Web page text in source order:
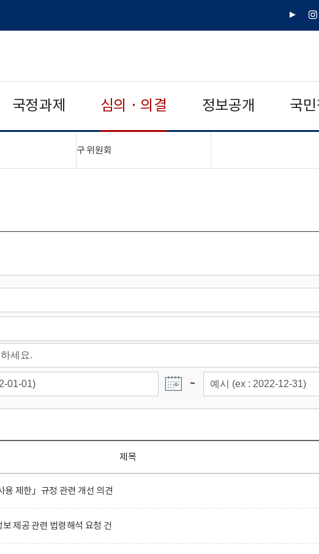
유
인
국정과제 심의 · 의결 정보공개 국
구 위원회
~
제목
용 제한」규정 관련 개선 의견
제공 관련 법령해석 요청 건